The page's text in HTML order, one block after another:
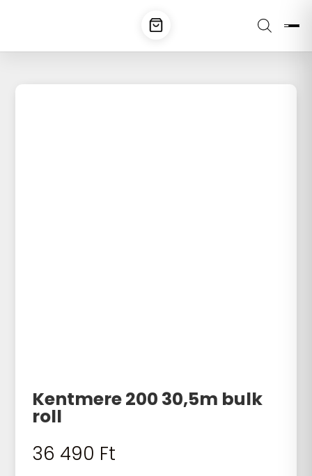
Kentmere 200 30,5m bulk
roll
36 490 Ft